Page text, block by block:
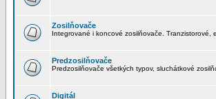
Zosilňovače
Integrované i koncové zosilňovače. Tranzistorové,
Predzosilňovače
Predzosilňovače všetkých typov, sluchátkové
Digitál